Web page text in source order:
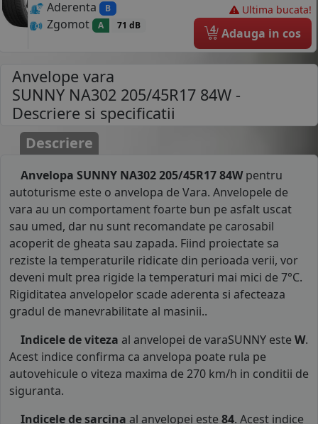
Aderenta B
Zgomot A 71 dB
Ultima bucata!
4 Adauga in cos
Anvelope vara
SUNNY NA302 205/45R17 84W -
Descriere si specificatii
Descriere
Anvelopa SUNNY NA302 205/45R17 84Wpentru
autoturisme este o anvelopa de Vara. Anvelopele de
vara au un comportament foarte bun pe asfalt uscat
sau umed, dar nu sunt recomandate pe carosabil
acoperit de gheata sau zapada. Fiind proiectate sa
reziste la temperaturile ridicate din perioada verii, vor
deveni mult prea rigide la temperaturi mai mici de 7°C.
Rigiditatea anvelopelor scade aderenta si afecteaza
gradul de manevrabilitate al masinii..
Indicele de viteza al anvelopei de varaSUNNY este W.
Acest indice confirma ca anvelopa poate rula pe
autovehicule o viteza maxima de 270 km/h in conditii de
siguranta.
Indicele de sarcina al anvelopei este 84. Acest indice